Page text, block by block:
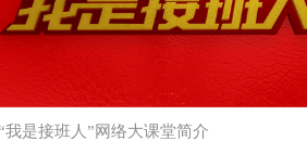
我是接班人”网络大课堂简介